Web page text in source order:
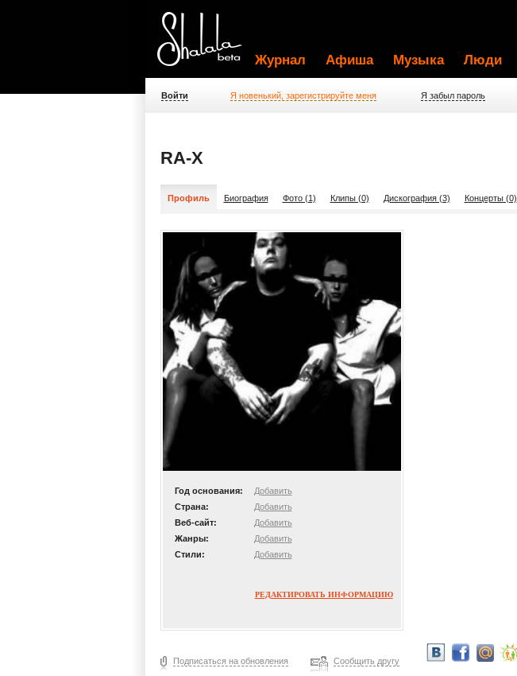
Журнал Афиша Музыка Люди
Войти Я новенький, зарегистрируйте меня Я забыл пароль
RA-X
Профиль Биография Фото (1) Клипы (0) Дискография (3) Концерты (0)
Год основания:
Добавить
Страна:
Добавить
Веб-сайт:
Добавить
Жанры:
Добавить
Стили:
Добавить
РЕДАКТИРОВАТЬ ИНФОРМАЦИЮ
Подписаться на обновления Сообщить другу